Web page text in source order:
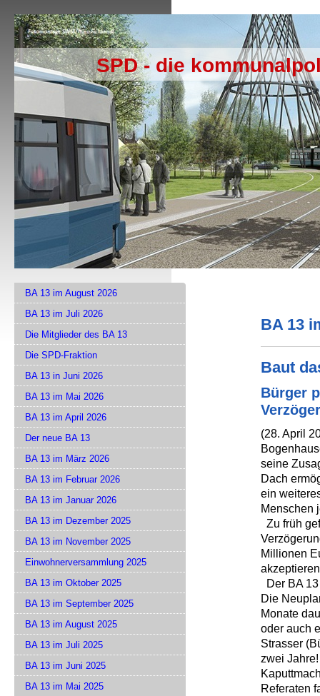
SPD - die
BA 13
Baut
Bürger
(28. April
seine
Dach
ein
Menschen
Zu früh
Millionen
Der BA
Die
Monate
oder auch
Strasser
zwei
Referaten
BA 13 im August 2026
BA 13 im Juli 2026
Die Mitglieder des BA 13
Die SPD-Fraktion
BA 13 in Juni 2026
BA 13 im Mai 2026
BA 13 im April 2026
Der neue BA 13
BA 13 im März 2026
BA 13 im Februar 2026
BA 13 im Januar 2026
BA 13 im Dezember 2025
BA 13 im November 2025
Einwohnerversammlung 2025
BA 13 im Oktober 2025
BA 13 im September 2025
BA 13 im August 2025
BA 13 im Juli 2025
BA 13 im Juni 2025
BA 13 im Mai 2025